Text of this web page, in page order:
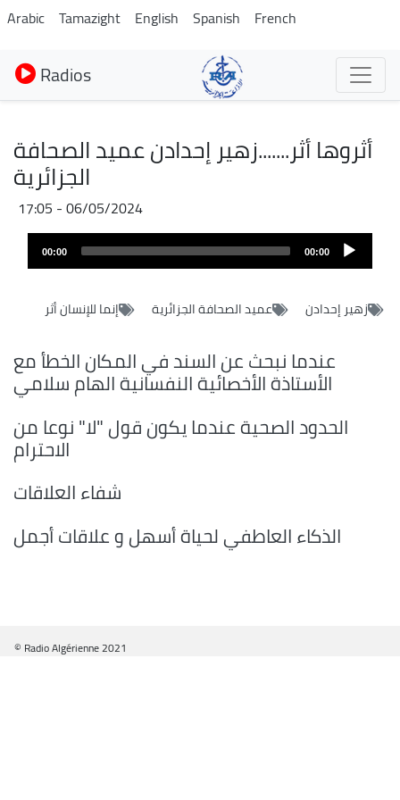
Aller
au
contenu
principal
Arabic Tamazight English Spanish French
Radios
أثروها أثر.......زهير إحدادن عميد الصحافة
الجزائرية
06/05/2024 - 17:05
00:00
00:00
زهير إحدادن عميد الصحافة الجزائرية إنما للإنسان أثر
عندما نبحث عن السند في المكان الخطأ مع
الأستاذة الأخصائية النفسانية الهام سلامي
الحدود الصحية عندما يكون قول "لا" نوعا من
الاحترام
شفاء العلاقات
الذكاء العاطفي لحياة أسهل و علاقات أجمل
© Radio Algérienne 2021